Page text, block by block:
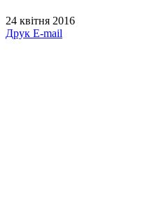
24 квітня 2016
Друк E-mail